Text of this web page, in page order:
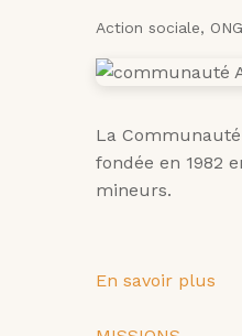
Action sociale‚ ONG
La
fondée en 1982
mineurs.
En savoir plus